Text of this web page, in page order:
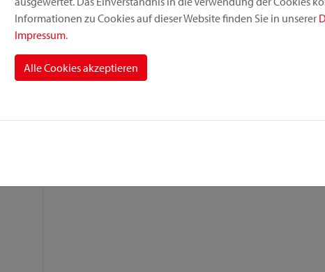
Informationen zu Cookies auf dieser Website finden Sie in unserer
Impressum.
Alle Cookies akzeptieren